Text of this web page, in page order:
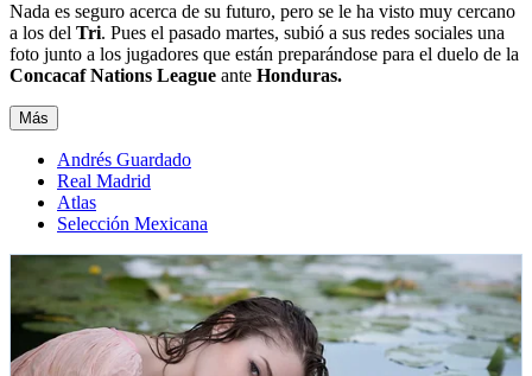
Nada es seguro acerca de su futuro, pero se le ha visto muy cercano
a los del Tri. Pues el pasado martes, subió a sus redes sociales una
foto junto a los jugadores que están preparándose para el duelo de la
Concacaf Nations League ante Honduras.
Más
Andrés Guardado
Real Madrid
Atlas
Selección Mexicana